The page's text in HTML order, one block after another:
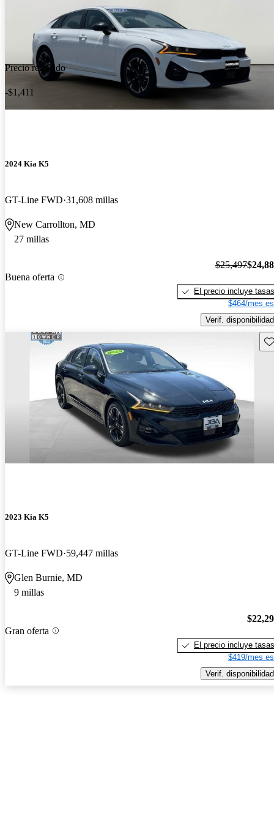
Precio reducido
-$1,411
2024 Kia K5
GT-Line FWD 31,608 millas
New Carrollton, MD
27 millas
Buena oferta
$25,497
El precio incluye tasas
$464/mes
Verif. disponibilidad
2023 Kia K5
GT-Line FWD 59,447 millas
Glen Burnie, MD
9 millas
Gran oferta
El precio incluye tasas
$419/mes
Verif. disponibilidad